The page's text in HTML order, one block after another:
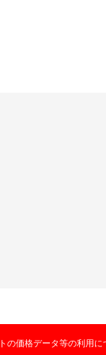
の価格データ等の利用に